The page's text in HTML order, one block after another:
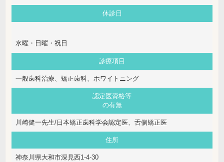
休診日
水曜・日曜・祝日
診療項目
一般歯科治療、矯正歯科、ホワイトニング
認定医資格等
の有無
川崎健一先生/日本矯正歯科学会認定医、舌側矯正医
住所
神奈川県大和市深見西1-4-30